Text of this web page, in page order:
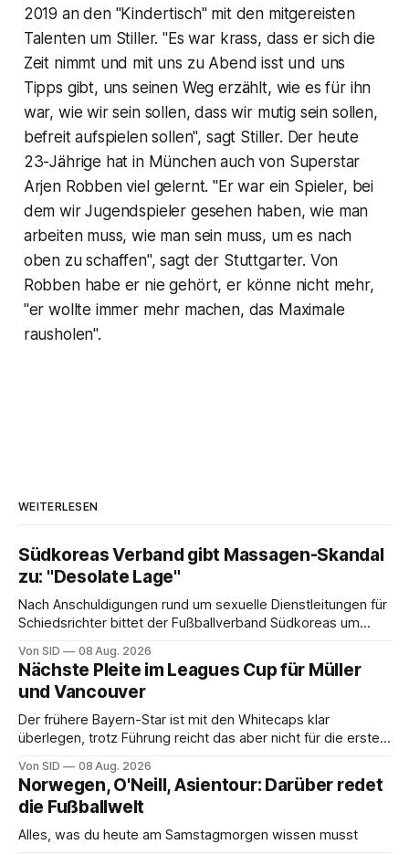
2019 an den "Kindertisch" mit den mitgereisten
Talenten um Stiller. "Es war krass, dass er sich die
Zeit nimmt und mit uns zu Abend isst und uns
Tipps gibt, uns seinen Weg erzählt, wie es für ihn
war, wie wir sein sollen, dass wir mutig sein sollen,
befreit aufspielen sollen", sagt Stiller. Der heute
23-Jährige hat in München auch von Superstar
Arjen Robben viel gelernt. "Er war ein Spieler, bei
dem wir Jugendspieler gesehen haben, wie man
arbeiten muss, wie man sein muss, um es nach
oben zu schaffen", sagt der Stuttgarter. Von
Robben habe er nie gehört, er könne nicht mehr,
"er wollte immer mehr machen, das Maximale
rausholen".
WEITERLESEN
Südkoreas Verband gibt Massagen-Skandal
zu: "Desolate Lage"
Nach Anschuldigungen rund um sexuelle Dienstleitungen für
Schiedsrichter bittet der Fußballverband Südkoreas um
Von SID 08 Aug. 2026
Nächste Pleite im Leagues Cup für Müller
und Vancouver
Der frühere Bayern-Star ist mit den Whitecaps klar
überlegen, trotz Führung reicht das aber nicht für die ersten
Von SID 08 Aug. 2026
Norwegen, O'Neill, Asientour: Darüber redet
die Fußballwelt
Alles, was du heute am Samstagmorgen wissen musst